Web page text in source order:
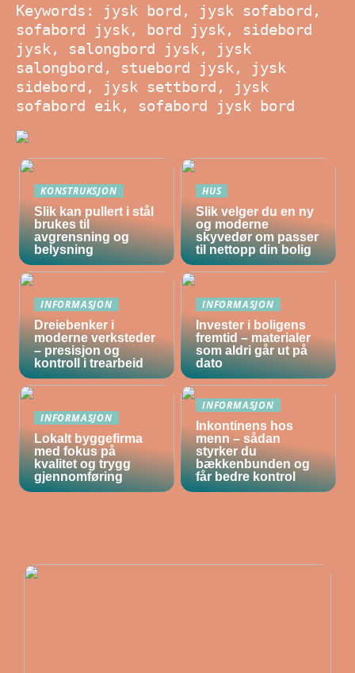
Keywords: jysk bord, jysk sofabord,
sofabord jysk, bord jysk, sidebord
jysk, salongbord jysk, jysk
salongbord, stuebord jysk, jysk
sidebord, jysk settbord, jysk
sofabord eik, sofabord jysk bord
KONSTRUKSJON
Slik kan pullert i stål
brukes til
avgrensning og
belysning
HUS
Slik velger du en ny
og moderne
skyvedør om passer
til nettopp din bolig
INFORMASJON
Dreiebenker i
moderne verksteder
– presisjon og
kontroll i trearbeid
INFORMASJON
Invester i boligens
fremtid – materialer
som aldri går ut på
dato
INFORMASJON
Lokalt byggefirma
med fokus på
kvalitet og trygg
gjennomføring
INFORMASJON
Inkontinens hos
menn – sådan
styrker du
bækkenbunden og
får bedre kontrol